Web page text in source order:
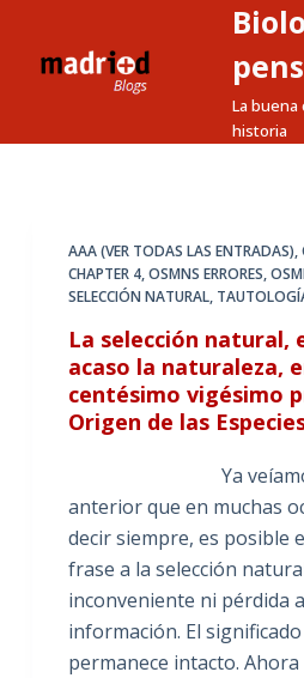
a
La buena
historia
AAA (VER TODAS LAS ENTRADAS),
CHAPTER 4,OSMNS ERRORES,
SELECCIÓN NATURAL,
La selección natural,
acaso la naturaleza,
centésimo vigésimo
Origen de las
Ya veíamos
anterior que en muchas
decir siempre, es posible
frase a la selección
inconveniente ni pérdida
información. El
permanece intacto.